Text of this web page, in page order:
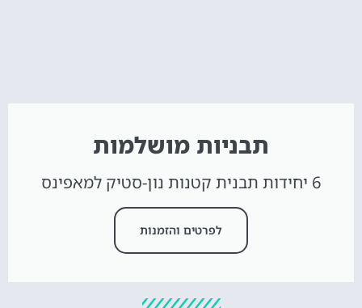
תבניות מושלמות
6 יחידות תבנית קטנות נון-סטיק למאפינס
לפרטים והזמנות